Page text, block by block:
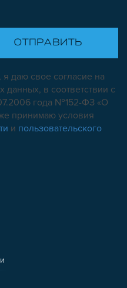
даю свое согласие на
данных, в соответствии с
года №152-ФЗ «О
принимаю условия
и пользовательского